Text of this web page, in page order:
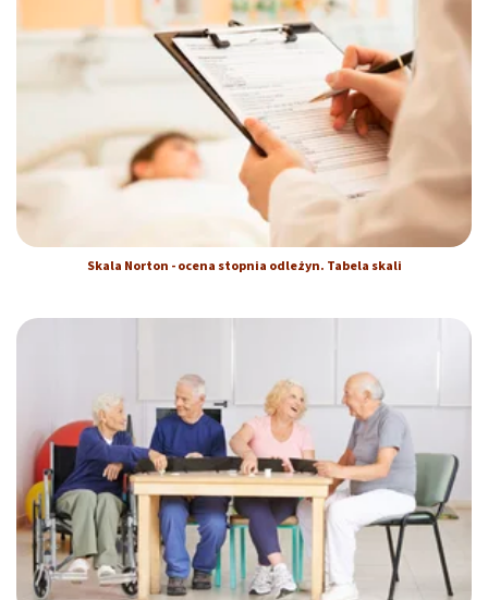
Skala Norton - ocena stopnia odleżyn. Tabela skali